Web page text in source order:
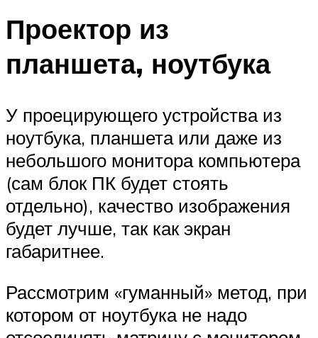
Проектор из
планшета, ноутбука
У проецирующего устройства из
ноутбука, планшета или даже из
небольшого монитора компьютера
(сам блок ПК будет стоять
отдельно), качество изображения
будет лучше, так как экран
габаритнее.
Рассмотрим «гуманный» метод, при
котором от ноутбука не надо